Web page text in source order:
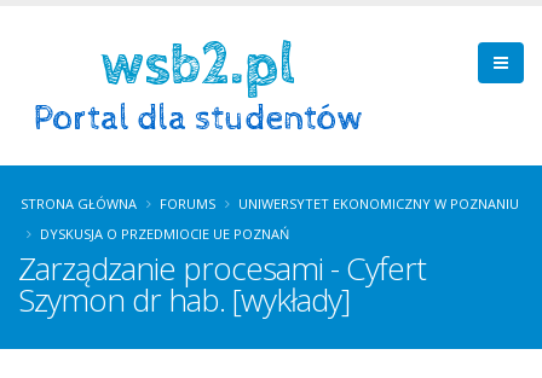
STRONA GŁÓWNA FORUMS
UNIWERSYTET EKONOMICZNY W POZNANIU
DYSKUSJA O PRZEDMIOCIE UE POZNAŃ
Zarządzanie procesami - Cyfert
Szymon dr hab. [wykłady]